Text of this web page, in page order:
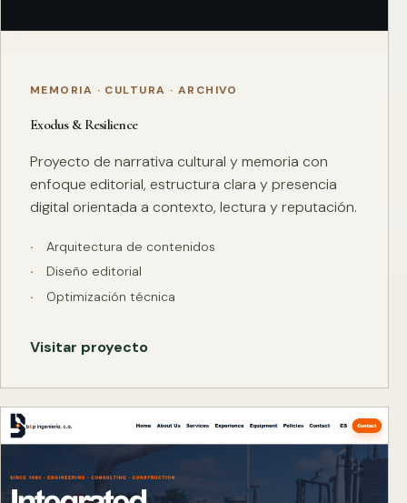
MEMORIA · CULTURA · ARCHIVO
Exodus & Resilience
Proyecto de narrativa cultural y memoria con
enfoque editorial, estructura clara y presencia
digital orientada a contexto, lectura y reputación.
Arquitectura de contenidos
Diseño editorial
Optimización técnica
Visitar proyecto